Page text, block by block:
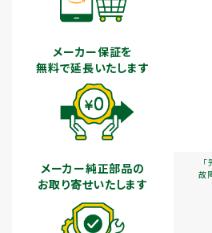
メーカー保証を
無料で延長いたします
故
メーカー純正部品の
お取り寄せいたします